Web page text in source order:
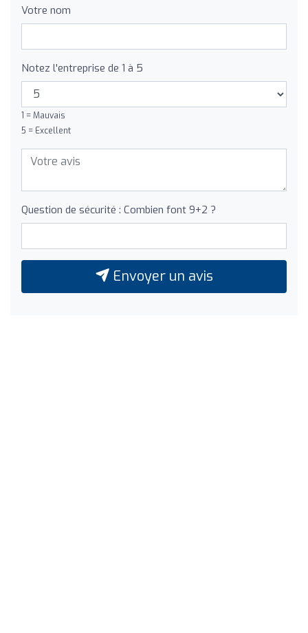
Votre nom
Notez l'entreprise de 1 à 5
1 = Mauvais
5 = Excellent
Question de sécurité : Combien font 9+2 ?
Envoyer un avis